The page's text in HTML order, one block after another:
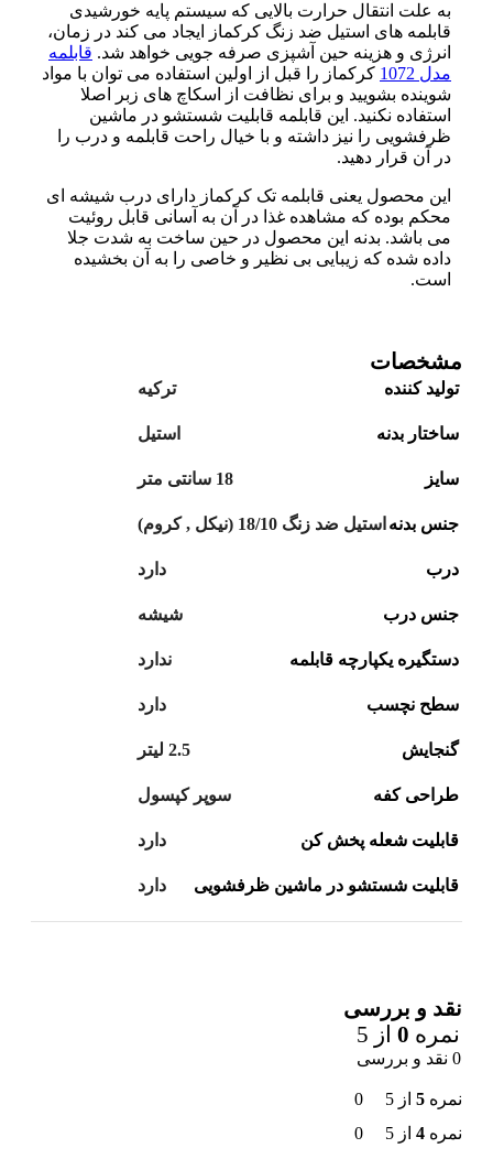
به علت انتقال حرارت بالایی که سیستم پایه خورشیدی
قابلمه های استیل ضد زنگ کرکماز ایجاد می کند در زمان،
انرژی و هزینه حین آشپزی صرفه جویی خواهد شد. قابلمه
مدل 1072
کرکماز را قبل از اولین استفاده می توان با مواد
شوینده بشویید و برای نظافت از اسکاچ های زبر اصلا
استفاده نکنید. این قابلمه قابلیت شستشو در ماشین
ظرفشویی را نیز داشته و با خیال راحت قابلمه و درب را
در آن قرار دهید.
این محصول یعنی قابلمه تک کرکماز دارای درب شیشه ای
محکم بوده که مشاهده غذا در آن به آسانی قابل روئیت
می باشد. بدنه این محصول در حین ساخت به شدت جلا
داده شده که زیبایی بی نظیر و خاصی را به آن بخشیده
است.
مشخصات
تولید کننده ترکیه
ساختار بدنه استیل
سایز 18 سانتی متر
جنس بدنه استیل ضد زنگ 18/10 (نیکل ,کروم)
درب دارد
جنس درب شیشه
دستگیره یکپارچه قابلمه ندارد
سطح نچسب دارد
گنجایش 2.5 لیتر
طراحی کفه سوپر کپسول
قابلیت شعله پخش کن دارد
قابلیت شستشو در ماشین ظرفشویی دارد
نقد و بررسی
نمره 0 از 5
0 نقد و بررسی
نمره 5 از 5
0
نمره 4 از 5
0